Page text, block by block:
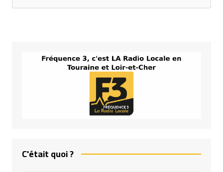
C'était quoi ?